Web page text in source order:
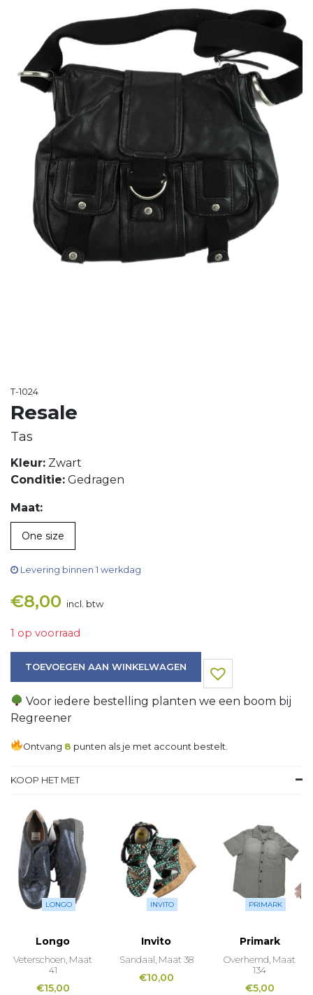
T-1024
Resale
Tas
Kleur: Zwart
Conditie: Gedragen
Maat:
One size
Levering binnen 1 werkdag
€8,00 incl. btw
1 op voorraad
TOEVOEGEN AAN WINKELWAGEN
Voor iedere bestelling planten we een boom bij
Regreener
Ontvang 8 punten als je met account bestelt.
KOOP HET MET
LONGO
Longo
Veterschoen, Maat
41
€15,00
INVITO
Invito
Sandaal, Maat 38
€10,00
PRIMARK
Primark
Overhemd, Maat
134
€5,00